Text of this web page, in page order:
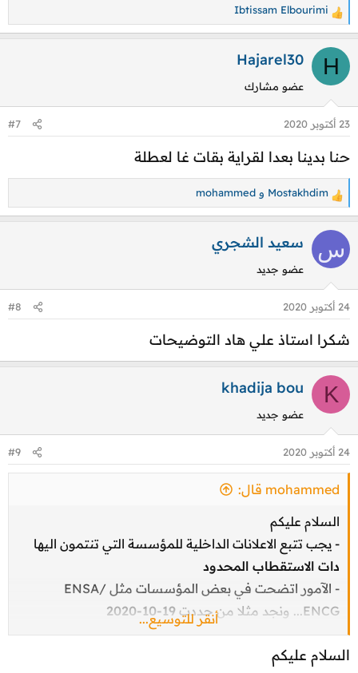
ا
ل
ت
ع
ل
ت
Ibtissam Elbourimi
H
Hajarel30
عضو مشارك
23 أكتوبر 2020 #7
حنا بدينا بعدا لقراية بقات غا لعطلة
ا
ل
ت
ف
ع
ل
ت
:
Mostakhdim و mohammed
س سعيد الشجري
عضو جديد
24 أكتوبر 2020 #8
شكرا استاذ علي هاد التوضيحات
K
khadija bou
عضو جديد
24 أكتوبر 2020 #9
mohammed قال:
السلام عليكم
- يجب تتبع الاعلانات الداخلية للمؤسسة التي تنتمون اليها
دات الاستقطاب المحدود
- الآمور اتضحت في بعض المؤسسات مثل ENSA/
ENCG... ونجد مثلا من حددت
19-10-2020
. وأخرى حدد مواعيد أخرى اليكم مثال
Compte tenu des nombreux
أنقر للتوسيع...
السلام عليكم